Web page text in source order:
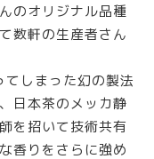
のオリジナル品種
数軒の生産者さん
しまった幻の製法
日本茶のメッカ静
を招いて技術共有
香りをさらに強め